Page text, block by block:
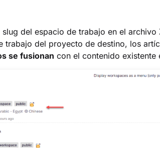
slug del espacio de trabajo en el
trabajo del proyecto de destino, los
se fusionan con el contenido existente